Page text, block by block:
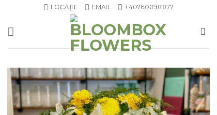
content
LOCAȚIE EMAIL +40760098877